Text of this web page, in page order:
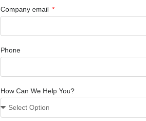
Company email
Phone
How Can We Help You?